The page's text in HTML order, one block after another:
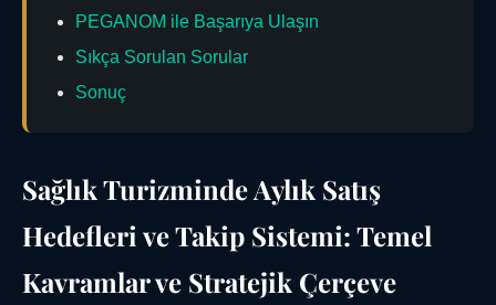
PEGANOM ile Başarıya Ulaşın
Sıkça Sorulan Sorular
Sonuç
Sağlık Turizminde Aylık Satış
Hedefleri ve Takip Sistemi: Temel
Kavramlar ve Stratejik Çerçeve